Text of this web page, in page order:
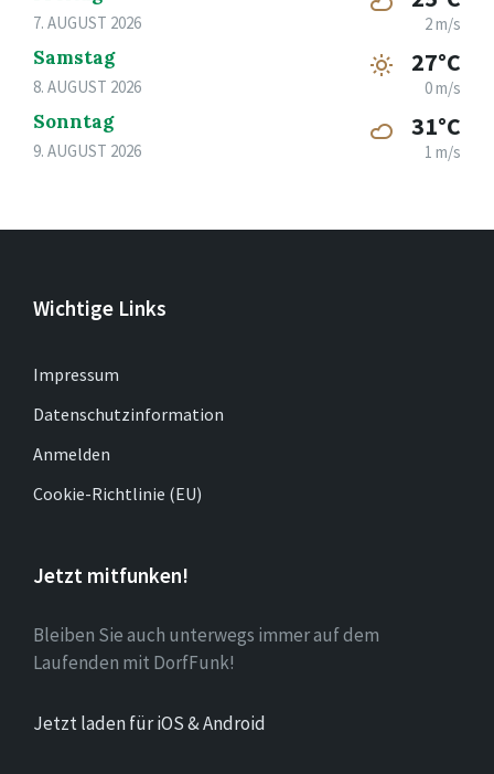
7. AUGUST 2026 2 m/s
Samstag
8. AUGUST 2026
27°C
0 m/s
Sonntag
9. AUGUST 2026
31°C
1 m/s
Wichtige Links
Impressum
Datenschutzinformation
Anmelden
Cookie-Richtlinie (EU)
Jetzt mitfunken!
Bleiben Sie auch unterwegs immer auf dem
Laufenden mit DorfFunk!
Jetzt laden für iOS & Android